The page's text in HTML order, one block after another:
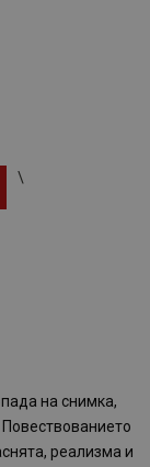
\
на снимка,
реализма и